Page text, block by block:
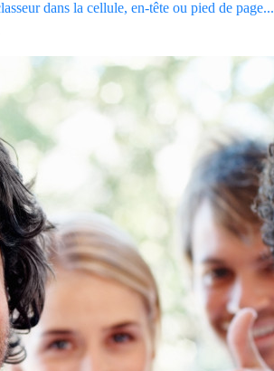
dans la cellule, en-tête ou pied de page...